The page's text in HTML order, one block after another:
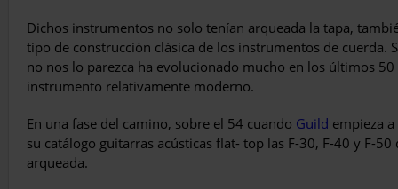
Dichos instrumentos no solo tenían arqueada la tapa,
tipo de construcción clásica de los instrumentos de cuerda.
no nos lo parezca ha evolucionado mucho en los últimos 50
instrumento relativamente moderno.
En una fase del camino, sobre el 54 cuando Guild empieza
su catálogo guitarras acústicas flat- top las F-30, F-40 y F-
arqueada.